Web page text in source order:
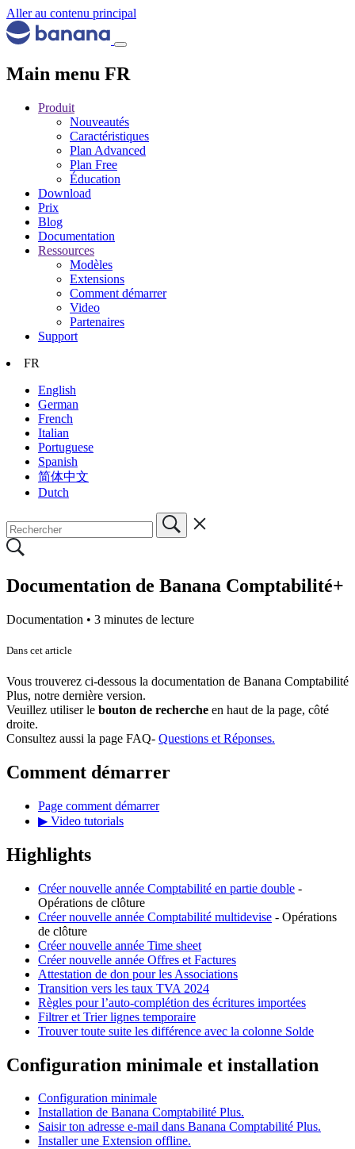
Aller au contenu principal
Main menu FR
Produit
Nouveautés
Caractéristiques
Plan Advanced
Plan Free
Éducation
Download
Prix
Blog
Documentation
Ressources
Modèles
Extensions
Comment démarrer
Video
Partenaires
Support
FR
English
German
French
Italian
Portuguese
Spanish
简体中文
Dutch
Documentation de Banana Comptabilité+
Documentation • 3 minutes de lecture
Dans cet article
Vous trouverez ci-dessous la documentation de Banana Comptabilité
Plus, notre dernière version.
Veuillez utiliser le bouton de recherche en haut de la page, côté
droite.
Consultez aussi la page FAQ- Questions et Réponses.
Comment démarrer
Page comment démarrer
▶ Video tutorials
Highlights
Créer nouvelle année Comptabilité en partie double -
Opérations de clôture
Créer nouvelle année Comptabilité multidevise - Opérations
de clôture
Créer nouvelle année Time sheet
Créer nouvelle année Offres et Factures
Attestation de don pour les Associations
Transition vers les taux TVA 2024
Règles pour l’auto-complétion des écritures importées
Filtrer et Trier lignes temporaire
Trouver toute suite les différence avec la colonne Solde
Configuration minimale et installation
Configuration minimale
Installation de Banana Comptabilité Plus.
Saisir ton adresse e-mail dans Banana Comptabilité Plus.
Installer une Extension offline.